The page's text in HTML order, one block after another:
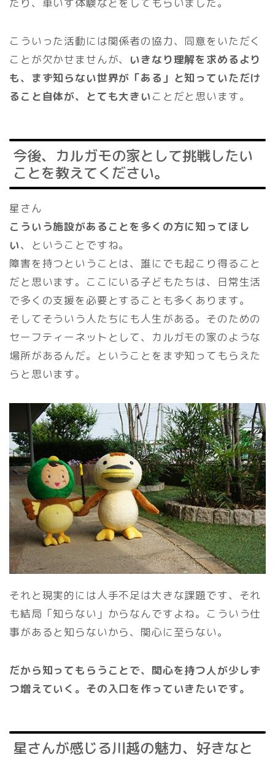
こういった活動には関係者の協力、同意をいただく
ことが欠かせませんが、 いきなり理解を求めるより
も、まず知らない世界が「ある」と知っていただけ
ること自体が、とても大きいことだと思います。
今後、カルガモの家として挑戦したい
ことを教えてください。
星さん
こういう施設があることを多くの方に知ってほし
い、ということですね。
障害を持つということは、誰にでも起こり得ること
だと思います。ここにいる子どもたちは、日常生活
で多くの支援を必要とすることも多くあります。
そしてそういう人たちにも人生がある。そのための
セーフティーネットとして、カルガモの家のような
場所があるんだ。ということをまず知ってもらえた
らと思います。
それと現実的には人手不足は大きな課題です、それ
も結局「知らない」からなんですよね。こういう仕
事があると知らないから、関心に至らない。
だから知ってもらうことで、関心を持つ人が少しず
つ増えていく。その入口を作っていきたいです。
星さんが感じる川越の魅力、好きなと